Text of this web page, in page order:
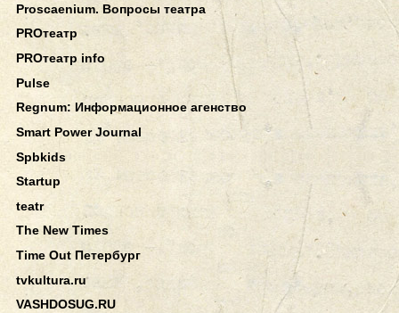
Proscaenium. Вопросы театра
PROтеатр
PROтеатр info
Pulse
Regnum: Информационное агенство
Smart Power Journal
Spbkids
Startup
teatr
The New Times
Time Out Петербург
tvkultura.ru
VASHDOSUG.RU